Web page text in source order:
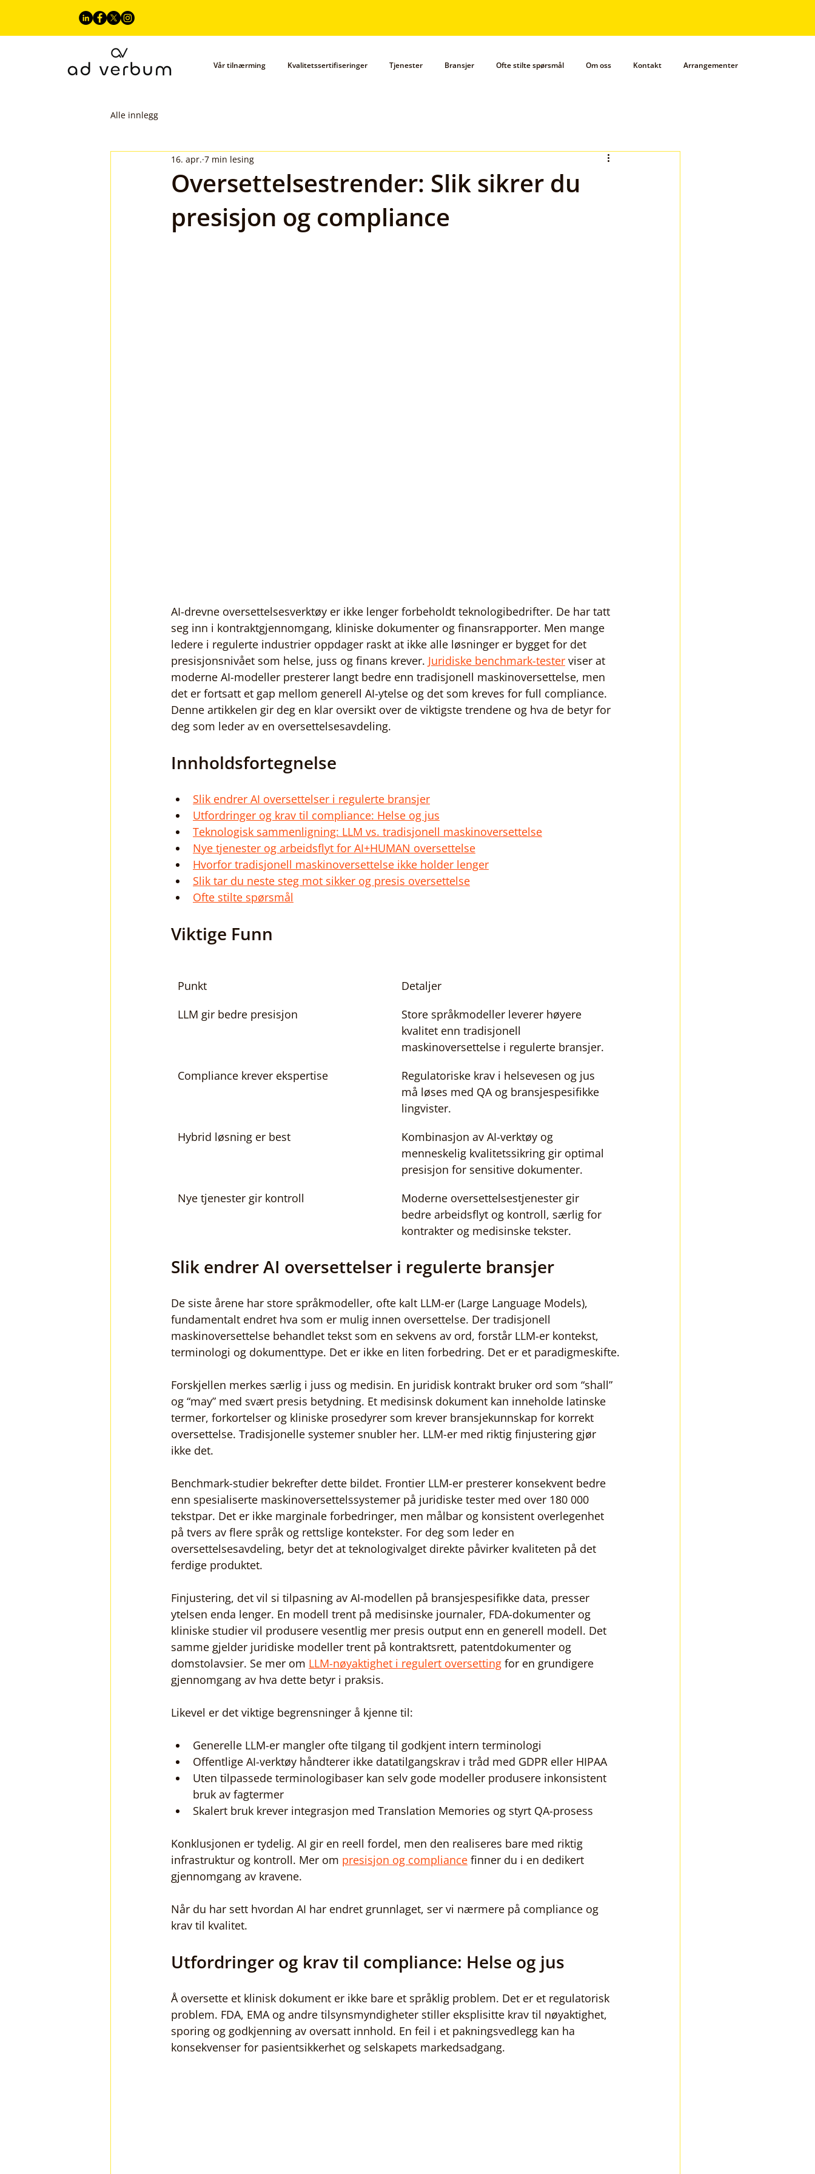
Vår tilnærming Kvalitetssertifiseringer Tjenester Bransjer Ofte stilte spørsmål Om oss Kontakt Arrangementer
Alle innlegg
Oversettelsestrender: Slik sikrer du
presisjon og compliance
16. apr. 7 min lesing
AI-drevne oversettelsesverktøy er ikke lenger forbeholdt teknologibedrifter. De har tatt
seg inn i kontraktgjennomgang, kliniske dokumenter og finansrapporter. Men mange
ledere i regulerte industrier oppdager raskt at ikke alle løsninger er bygget for det
presisjonsnivået som helse, juss og finans krever. Juridiske benchmark-tester viser at
moderne AI-modeller presterer langt bedre enn tradisjonell maskinoversettelse, men
det er fortsatt et gap mellom generell AI-ytelse og det som kreves for full compliance.
Denne artikkelen gir deg en klar oversikt over de viktigste trendene og hva de betyr for
deg som leder av en oversettelsesavdeling.
Innholdsfortegnelse
Slik endrer AI oversettelser i regulerte bransjer
Utfordringer og krav til compliance: Helse og jus
Teknologisk sammenligning: LLM vs. tradisjonell maskinoversettelse
Nye tjenester og arbeidsflyt for AI+HUMAN oversettelse
Hvorfor tradisjonell maskinoversettelse ikke holder lenger
Slik tar du neste steg mot sikker og presis oversettelse
Ofte stilte spørsmål
Viktige Funn
Punkt
Detaljer
LLM gir bedre presisjon
Store språkmodeller leverer høyere
kvalitet enn tradisjonell
maskinoversettelse i regulerte bransjer.
Compliance krever ekspertise
Regulatoriske krav i helsevesen og jus
må løses med QA og bransjespesifikke
lingvister.
Hybrid løsning er best
Kombinasjon av AI-verktøy og
menneskelig kvalitetssikring gir optimal
presisjon for sensitive dokumenter.
Nye tjenester gir kontroll
Moderne oversettelsestjenester gir
bedre arbeidsflyt og kontroll, særlig for
kontrakter og medisinske tekster.
Slik endrer AI oversettelser i regulerte bransjer
De siste årene har store språkmodeller, ofte kalt LLM-er (Large Language Models),
fundamentalt endret hva som er mulig innen oversettelse. Der tradisjonell
maskinoversettelse behandlet tekst som en sekvens av ord, forstår LLM-er kontekst,
terminologi og dokumenttype. Det er ikke en liten forbedring. Det er et paradigmeskifte.
Forskjellen merkes særlig i juss og medisin. En juridisk kontrakt bruker ord som “shall”
og “may” med svært presis betydning. Et medisinsk dokument kan inneholde latinske
termer, forkortelser og kliniske prosedyrer som krever bransjekunnskap for korrekt
oversettelse. Tradisjonelle systemer snubler her. LLM-er med riktig finjustering gjør
ikke det.
Benchmark-studier bekrefter dette bildet. Frontier LLM-er presterer konsekvent bedre
enn spesialiserte maskinoversettelssystemer på juridiske tester med over 180 000
tekstpar. Det er ikke marginale forbedringer, men målbar og konsistent overlegenhet
på tvers av flere språk og rettslige kontekster. For deg som leder en
oversettelsesavdeling, betyr det at teknologivalget direkte påvirker kvaliteten på det
ferdige produktet.
Finjustering, det vil si tilpasning av AI-modellen på bransjespesifikke data, presser
ytelsen enda lenger. En modell trent på medisinske journaler, FDA-dokumenter og
kliniske studier vil produsere vesentlig mer presis output enn en generell modell. Det
samme gjelder juridiske modeller trent på kontraktsrett, patentdokumenter og
domstolavsier. Se mer om LLM-nøyaktighet i regulert oversetting for en grundigere
gjennomgang av hva dette betyr i praksis.
Likevel er det viktige begrensninger å kjenne til:
Generelle LLM-er mangler ofte tilgang til godkjent intern terminologi
Offentlige AI-verktøy håndterer ikke datatilgangskrav i tråd med GDPR eller HIPAA
Uten tilpassede terminologibaser kan selv gode modeller produsere inkonsistent
bruk av fagtermer
Skalert bruk krever integrasjon med Translation Memories og styrt QA-prosess
Konklusjonen er tydelig. AI gir en reell fordel, men den realiseres bare med riktig
infrastruktur og kontroll. Mer om presisjon og compliance finner du i en dedikert
gjennomgang av kravene.
Når du har sett hvordan AI har endret grunnlaget, ser vi nærmere på compliance og
krav til kvalitet.
Utfordringer og krav til compliance: Helse og jus
Å oversette et klinisk dokument er ikke bare et språklig problem. Det er et regulatorisk
problem. FDA, EMA og andre tilsynsmyndigheter stiller eksplisitte krav til nøyaktighet,
sporing og godkjenning av oversatt innhold. En feil i et pakningsvedlegg kan ha
konsekvenser for pasientsikkerhet og selskapets markedsadgang.